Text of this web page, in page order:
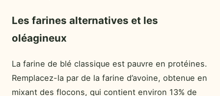
Les farines alternatives et les
oléagineux
La farine de blé classique est pauvre en protéines.
Remplacez-la par de la farine d’avoine, obtenue en
mixant des flocons, qui contient environ 13% de